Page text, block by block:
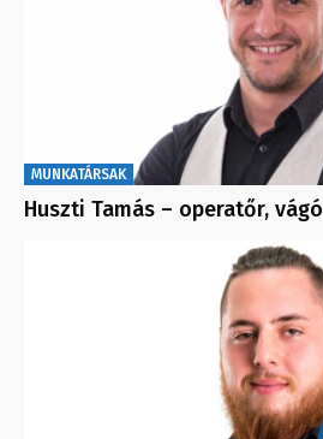
MUNKATÁRSAK
Huszti Tamás – operatőr, vágó